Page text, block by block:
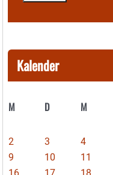
Kalender
M D M
2
3 4
9
10 11